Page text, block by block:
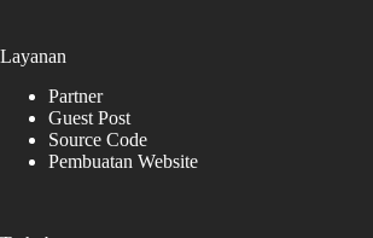
Layanan
Partner
Guest Post
Source Code
Pembuatan Website